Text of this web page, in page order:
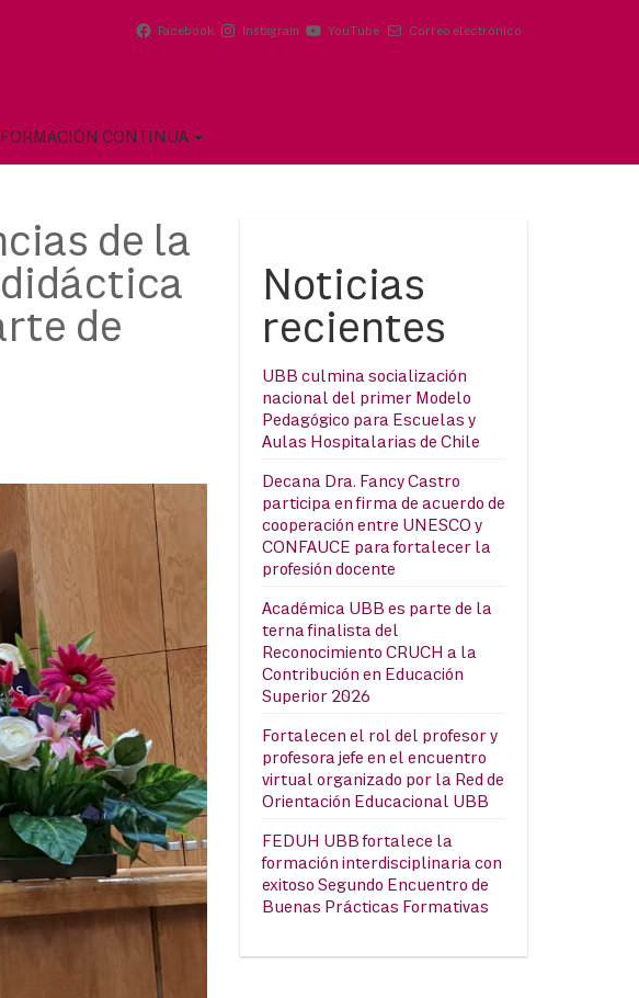
Facebook Instagram YouTube Correo electrónico
FORMACIÓN CONTINUA
de la
de
Noticias
recientes
UBB culmina socialización
nacional del primer Modelo
Pedagógico para Escuelas y
Aulas Hospitalarias de Chile
Decana Dra. Fancy Castro
participa en firma de acuerdo de
cooperación entre UNESCO y
CONFAUCE para fortalecer la
profesión docente
Académica UBB es parte de la
terna finalista del
Reconocimiento CRUCH a la
Contribución en Educación
Superior 2026
Fortalecen el rol del profesor y
profesora jefe en el encuentro
virtual organizado por la Red de
Orientación Educacional UBB
FEDUH UBB fortalece la
formación interdisciplinaria con
exitoso Segundo Encuentro de
Buenas Prácticas Formativas